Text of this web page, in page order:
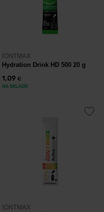
IONTMAX
Hydration Drink HD 500 20 g
1,09 €
NA SKLADE
IONTMAX